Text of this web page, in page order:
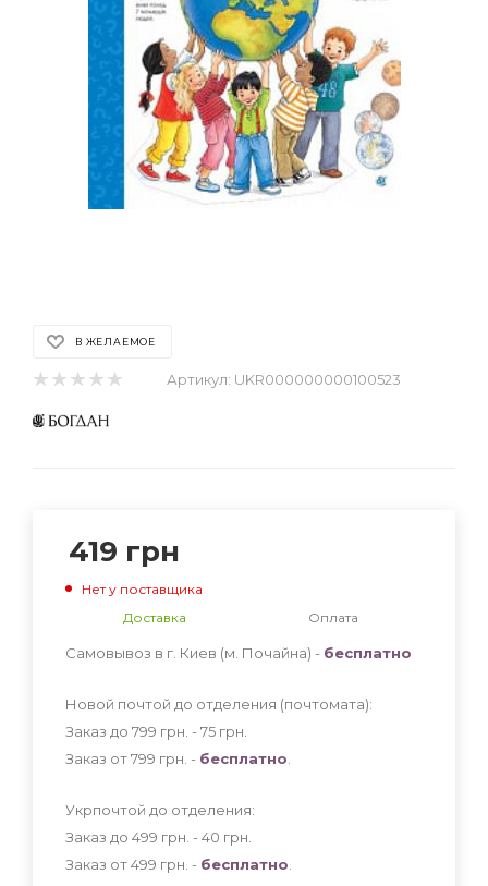
В ЖЕЛАЕМОЕ
Артикул: UKR000000000100523
419 грн
Нет у поставщика
Доставка
Оплата
Самовывоз в г. Киев (м. Почайна) - бесплатно
Новой почтой до отделения (почтомата):
Заказ до 799 грн. - 75 грн
Заказ от 799 грн. - бесплатно
Укрпочтой до отделения:
Заказ до 499 грн. - 40 грн
Заказ от 499 грн. - бесплатно